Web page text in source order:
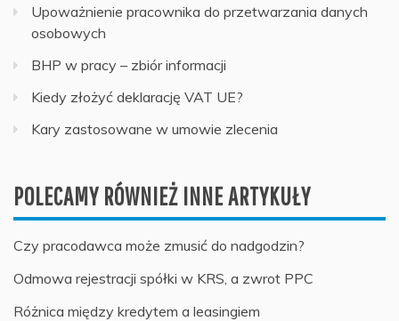
Upoważnienie pracownika do przetwarzania danych
osobowych
BHP w pracy – zbiór informacji
Kiedy złożyć deklarację VAT UE?
Kary zastosowane w umowie zlecenia
POLECAMY RÓWNIEŻ INNE ARTYKUŁY
Czy pracodawca może zmusić do nadgodzin?
Odmowa rejestracji spółki w KRS, a zwrot PPC
Różnica między kredytem a leasingiem